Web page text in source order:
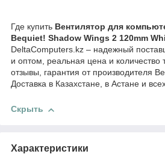
Где купить Вентилятор для
Bequiet! Shadow Wings 2 120mm
DeltaComputers.kz – надежный
и оптом, реальная цена и количество
отзывы, гарантия от производителя
Доставка в Казахстане, в Астане и
Скрыть
Характеристики